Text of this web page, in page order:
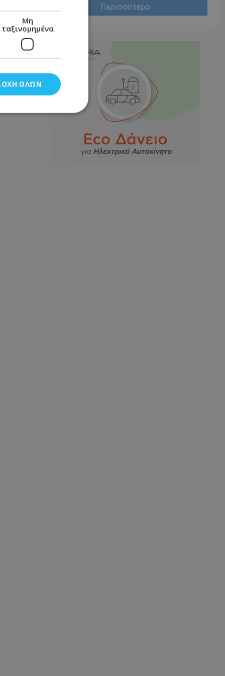
Περισσότερα
Μη
ταξινομημένα
ΌΛΩΝ
το
του χρήστη
τη
χρήστη και τις
για την
με την
δεδομένα
του
με διάφορες
ότι
τιμώνται σε
προκειμένου να
σχετικά με
τους.
από το
με τον τρόπο
χρήστης
ιστότοπο και
που μπορεί να
χρήστης πριν
λόγω ιστότοπο.
και
συνδεδεμένοι
είναι
της